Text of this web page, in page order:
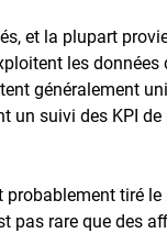
et la plupart
les
généralement
suivi des KPI de
tiré
pas rare que des